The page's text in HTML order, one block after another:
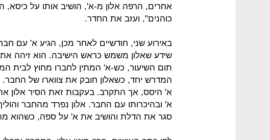
אחרים, הרפה אלון מ-א', הושיב אותו על כיסא,
כוהנים", ועזב את החדר.
באירוע שני, חודשיים לאחר מכן, הגיע א' עם
שידע שאלון משמש כראש הישיבה. הוא זיהה
תום השיעור, כש-א' המתין לחברו מחוץ לבית
המדרש יחד, כשאלון חובק את צווארו של
א' היסס, אך התקרב. בעקבות זאת הסיר אלון את
א' ובהיכרותו עם החבר. אלון נפרד מהחבר
סגר את הדלת והושיב את א' על ספה, כשהוא